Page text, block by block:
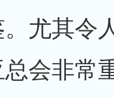
尤其令
会非常